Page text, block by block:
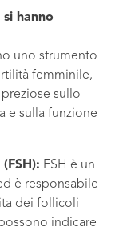
si hanno
uno strumento
femminile,
sullo
e sulla funzione
FSH è un
è responsabile
dei follicoli
indicare